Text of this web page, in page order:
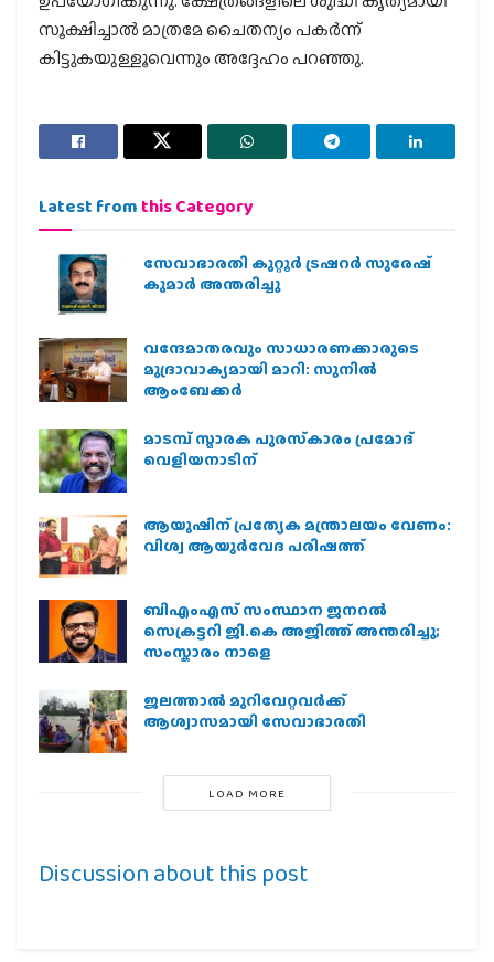
സൂക്ഷിച്ചാല്‍ മാത്രമേ ചൈതന്യം പകര്‍ന്ന്
കിട്ടുകയുള്ളൂവെന്നും അദ്ദേഹം പറഞ്ഞു.
Latest from this Category
സേവാഭാരതി കുറ്റൂർ ട്രഷറർ സുരേഷ്
കുമാർ അന്തരിച്ചു
വന്ദേമാതരവും സാധാരണക്കാരുടെ
മുദ്രാവാക്യമായി മാറി: സുനിൽ
ആംബേക്കർ
മാടമ്പ് സ്മാരക പുരസ്‌കാരം പ്രമോദ്
വെളിയനാടിന്
ആയുഷിന് പ്രത്യേക മന്ത്രാലയം വേണം:
വിശ്വ ആയുര്‍വേദ പരിഷത്ത്
ബിഎംഎസ് സംസ്ഥാന ജനറൽ
സെക്രട്ടറി ജി.കെ അജിത്ത് അന്തരിച്ചു;
സംസ്കാരം നാളെ
ജലത്താല്‍ മുറിവേറ്റവര്‍ക്ക്
ആശ്വാസമായി സേവാഭാരതി
LOAD MORE
Discussion about this post